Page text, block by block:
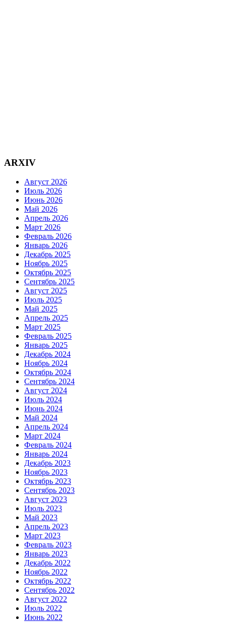
ARXIV
Август 2026
Июль 2026
Июнь 2026
Май 2026
Апрель 2026
Март 2026
Февраль 2026
Январь 2026
Декабрь 2025
Ноябрь 2025
Октябрь 2025
Сентябрь 2025
Август 2025
Июль 2025
Май 2025
Апрель 2025
Март 2025
Февраль 2025
Январь 2025
Декабрь 2024
Ноябрь 2024
Октябрь 2024
Сентябрь 2024
Август 2024
Июль 2024
Июнь 2024
Май 2024
Апрель 2024
Март 2024
Февраль 2024
Январь 2024
Декабрь 2023
Ноябрь 2023
Октябрь 2023
Сентябрь 2023
Август 2023
Июль 2023
Май 2023
Апрель 2023
Март 2023
Февраль 2023
Январь 2023
Декабрь 2022
Ноябрь 2022
Октябрь 2022
Сентябрь 2022
Август 2022
Июль 2022
Июнь 2022